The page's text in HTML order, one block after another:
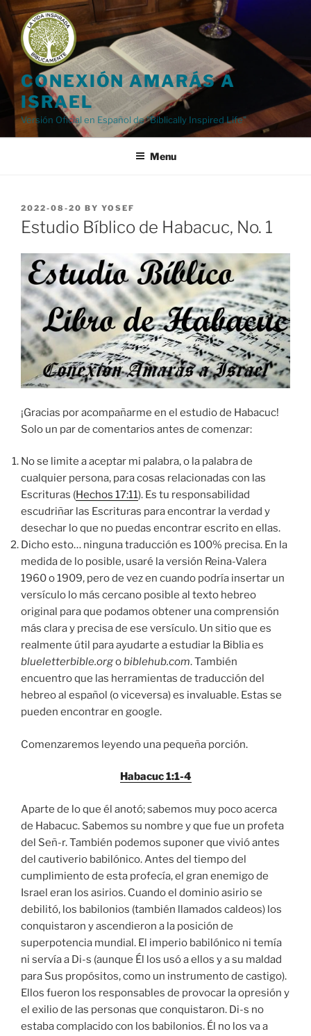
Skip
to
content
CONEXIÓN AMARÁS A
ISRAEL
Versión Oficial en Español de "Biblically Inspired Life"
Menu
POSTED
ON
2022-08-20 BY YOSEF
Estudio Bíblico de Habacuc, No. 1
¡Gracias por acompañarme en el estudio de Habacuc!
Solo un par de comentarios antes de comenzar:
No se limite a aceptar mi palabra, o la palabra de
cualquier persona, para cosas relacionadas con las
Escrituras (Hechos 17:11). Es tu responsabilidad
escudriñar las Escrituras para encontrar la verdad y
desechar lo que no puedas encontrar escrito en ellas.
Dicho esto… ninguna traducción es 100% precisa. En la
medida de lo posible, usaré la versión Reina-Valera
1960 o 1909, pero de vez en cuando podría insertar un
versículo lo más cercano posible al texto hebreo
original para que podamos obtener una comprensión
más clara y precisa de ese versículo. Un sitio que es
realmente útil para ayudarte a estudiar la Biblia es
blueletterbible.orgobiblehub.com. También
encuentro que las herramientas de traducción del
hebreo al español (o viceversa) es invaluable. Estas se
pueden encontrar en google.
Comenzaremos leyendo una pequeña porción.
Habacuc 1:1-4
Aparte de lo que él anotó; sabemos muy poco acerca
de Habacuc. Sabemos su nombre y que fue un profeta
del Señ-r. También podemos suponer que vivió antes
del cautiverio babilónico. Antes del tiempo del
cumplimiento de esta profecía, el gran enemigo de
Israel eran los asirios. Cuando el dominio asirio se
debilitó, los babilonios (también llamados caldeos) los
conquistaron y ascendieron a la posición de
superpotencia mundial. El imperio babilónico ni temía
ni servía a Di-s (aunque Él los usó a ellos y a su maldad
para Sus propósitos, como un instrumento de castigo).
Ellos fueron los responsables de provocar la opresión y
el exilio de las personas que conquistaron. Di-s no
estaba complacido con los babilonios. Él no los va a